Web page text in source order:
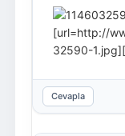
[url=http://
32590-
Cevapla